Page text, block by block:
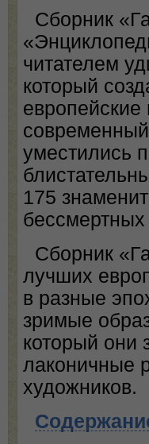
Сборник
читателем
который
европейские
уместились
175
Сборник
лучших
в разные
зримые
который они
лаконичные
художников.